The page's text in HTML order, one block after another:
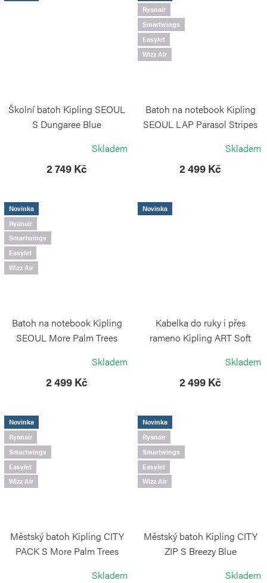
Školní batoh Kipling SEOUL
S Dungaree Blue
Skladem
2 749 Kč
Ryanair
Smartwings
EasyJet
Wizz Air
Batoh na notebook Kipling
SEOUL LAP Parasol Stripes
Skladem
2 499 Kč
Novinka
Ryanair
Smartwings
EasyJet
Wizz Air
Batoh na notebook Kipling
SEOUL More Palm Trees
Skladem
2 499 Kč
Novinka
Kabelka do ruky i přes
rameno Kipling ART Soft
Skladem
2 499 Kč
Novinka
Ryanair
Smartwings
EasyJet
Wizz Air
Městský batoh Kipling CITY
PACK S More Palm Trees
Skladem
Novinka
Ryanair
Smartwings
EasyJet
Wizz Air
Městský batoh Kipling CITY
ZIP S Breezy Blue
Skladem